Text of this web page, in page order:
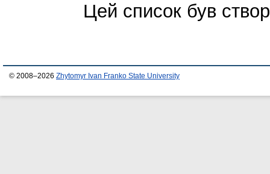
Цей список був
© 2008–2026 Zhytomyr Ivan Franko State University